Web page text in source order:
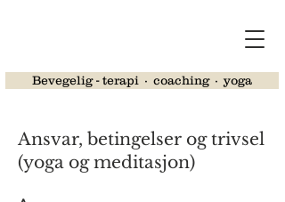
Bevegelig - terapi ∙ coaching ∙ yoga
Ansvar, betingelser og trivsel
(yoga og meditasjon)